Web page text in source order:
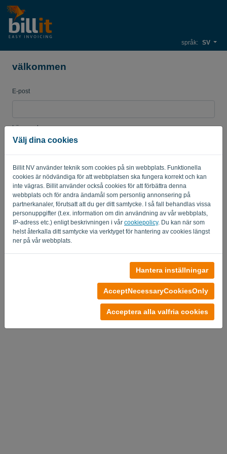
Välj dina cookies
Billit NV använder teknik som cookies på sin webbplats. Funktionella
cookies är nödvändiga för att webbplatsen ska fungera korrekt och kan
inte vägras. Billit använder också cookies för att förbättra denna
webbplats och för andra ändamål som personlig annonsering på
partnerkanaler, förutsatt att du ger ditt samtycke. I så fall behandlas vissa
personuppgifter (t.ex. information om din användning av vår webbplats,
IP-adress etc.) enligt beskrivningen i vår cookiepolicy. Du kan när som
helst återkalla ditt samtycke via verktyget för hantering av cookies längst
ner på vår webbplats.
Hantera inställningar
AcceptNecessaryCookiesOnly
Acceptera alla valfria cookies
språk: SV
välkommen
E-post
Lösenord
Påminn mig Glömt lösenord?
LOGGA IN
Prova gratis nu
Regler och Villkor